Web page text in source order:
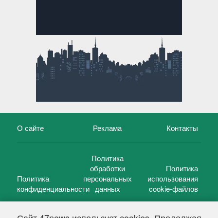
О сайте Реклама Контакты
Политика
конфиденциальности
Политика
обработки
персональных
данных
Политика
использования
cookie-файлов